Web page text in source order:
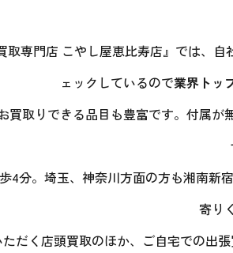
取専門店 こやし屋恵比寿店』では、
ェックしているので業界トッ
買取りできる品目も豊富です。付属
4分。埼玉、神奈川方面の方も湘南新
寄り
だく店頭買取のほか、ご自宅での出張